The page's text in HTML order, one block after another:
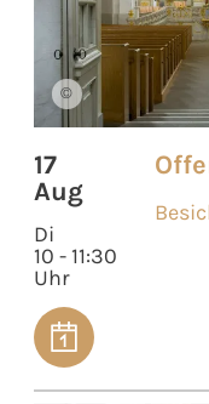
©
17
Aug
Di
10 - 11:30
Uhr